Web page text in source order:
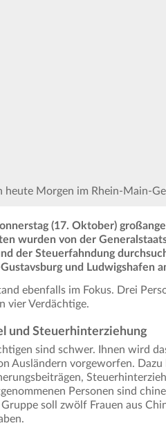
heute Morgen im Rhein-Main-
(17. Oktober)
wurden von der
der Steuerfahndung
und Ludwigshafen
ebenfalls im Fokus. Drei
vier Verdächtige.
und Steuerhinterziehung
sind schwer. Ihnen wird
Ausländern vorgeworfen.
Personen sind
soll zwölf Frauen aus